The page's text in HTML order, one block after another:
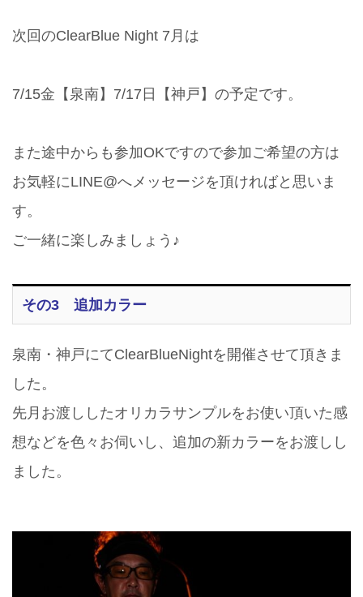
次回のClearBlue Night 7月は
7/15金【泉南】7/17日【神戸】の予定です。
また途中からも参加OKですので参加ご希望の方は
お気軽にLINE@へメッセージを頂ければと思いま
す。
ご一緒に楽しみましょう♪
その3 追加カラー
泉南・神戸にてClearBlueNightを開催させて頂きま
した。
先月お渡ししたオリカラサンプルをお使い頂いた感
想などを色々お伺いし、追加の新カラーをお渡しし
ました。